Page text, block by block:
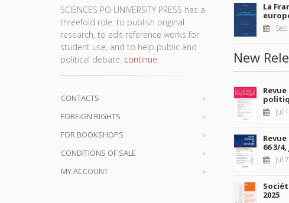
SCIENCES PO UNIVERSITY PRESS has a
threefold role: to publish original
research, to edit reference works for
student use, and to help public and
political debate. continue
CONTACTS
FOREIGN RIGHTS
FOR BOOKSHOPS
CONDITIONS OF SALE
MY ACCOUNT
La
New
Jul
66 3/
Jul
2025